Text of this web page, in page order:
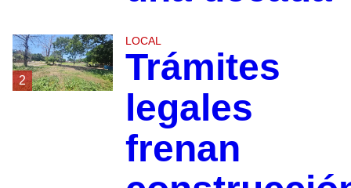
2
LOCAL
Trámites
legales
frenan